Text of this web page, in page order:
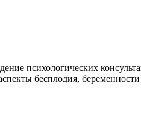
психологических
бесплодия,